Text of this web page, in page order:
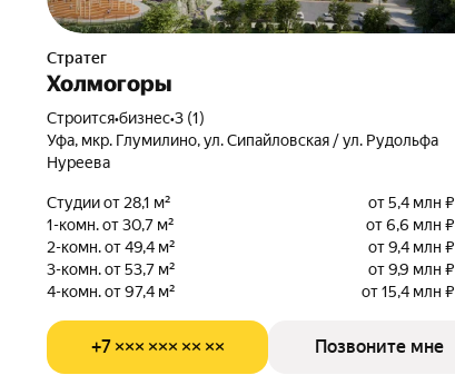
Стратег
Холмогоры
Строится•бизнес•3 (1)
Уфа, мкр. Глумилино, ул. Сипайловская / ул. Рудольфа
Нуреева
Студии от 28,1 м²
от 5,4 млн ₽
1-комн. от 30,7 м²
от 6,6 млн ₽
2-комн. от 49,4 м²
от 9,4 млн ₽
3-комн. от 53,7 м²
от 9,9 млн ₽
4-комн. от 97,4 м²
от 15,4 млн ₽
+7 ××× ××× ×× ×× Позвоните мне